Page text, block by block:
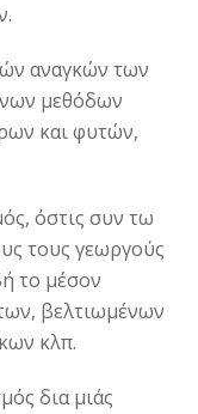
αναγκών των
μεθόδων
και φυτών,
όστις συν τω
τους γεωργούς
το μέσον
βελτιωμένων
κλπ.
δια μιάς